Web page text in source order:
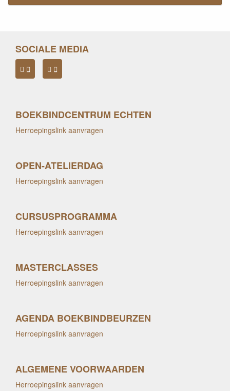
SOCIALE MEDIA
BOEKBINDCENTRUM ECHTEN
Herroepingslink aanvragen
OPEN-ATELIERDAG
Herroepingslink aanvragen
CURSUSPROGRAMMA
Herroepingslink aanvragen
MASTERCLASSES
Herroepingslink aanvragen
AGENDA BOEKBINDBEURZEN
Herroepingslink aanvragen
ALGEMENE VOORWAARDEN
Herroepingslink aanvragen